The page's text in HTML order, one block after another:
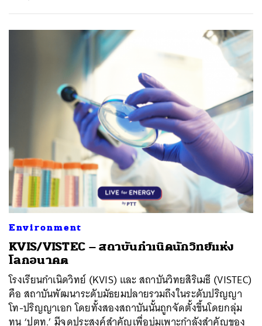
Environment
KVIS/VISTEC – สถาบันกำเนิดนักวิทย์แห่ง
โลกอนาคต
โรงเรียนกำเนิดวิทย์ (KVIS) และ สถาบันวิทยสิริเมธี (VISTEC)
คือ สถาบันพัฒนาระดับมัธยมปลายรวมถึงในระดับปริญญา
โท-ปริญญาเอก โดยทั้งสองสถาบันนั้นถูกจัดตั้งขึ้นโดยกลุ่ม
ทุน ‘ปตท.’ มีจุดประสงค์สำคัญเพื่อบ่มเพาะกำลังสำคัญของ
TWEET EMAIL